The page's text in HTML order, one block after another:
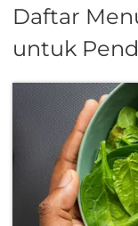
Daftar
untuk